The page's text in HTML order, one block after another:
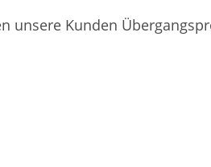
unsere Kunden